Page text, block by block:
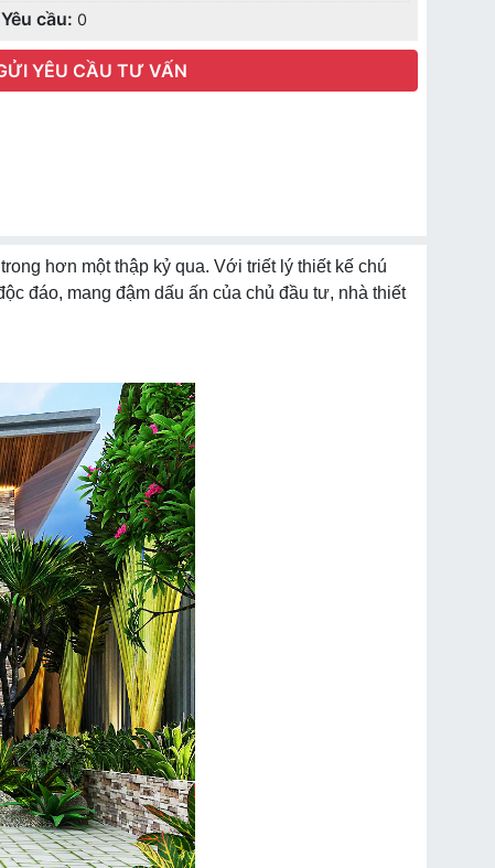
Yêu cầu: 0
YÊU CẦU TƯ VẤN
hơn một thập kỷ qua. Với triết lý thiết kế chú
đáo, mang đậm dấu ấn của chủ đầu tư, nhà thiết